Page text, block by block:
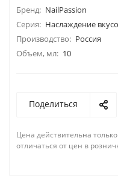
Бренд: NailPassion
Серия: Наслаждение
Производство: Россия
Объем, мл: 10
Поделиться
Цена действительна
отличаться от цен в